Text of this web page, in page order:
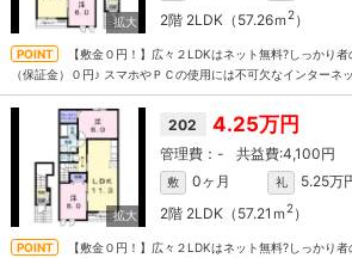
2階 2LDK（57.26ｍ 2）
【敷金０円！】広々２LDKはネット無料?しっかり
（保証金）０円♪ スマホやＰＣの使用には不可欠なインターネ
がウォッチ♪
202 4.25万円
- 4,100円
敷 0ヶ月 礼
5.25万
2階 2LDK（57.21ｍ 2）
【敷金０円！】広々２LDKはネット無料?しっかり